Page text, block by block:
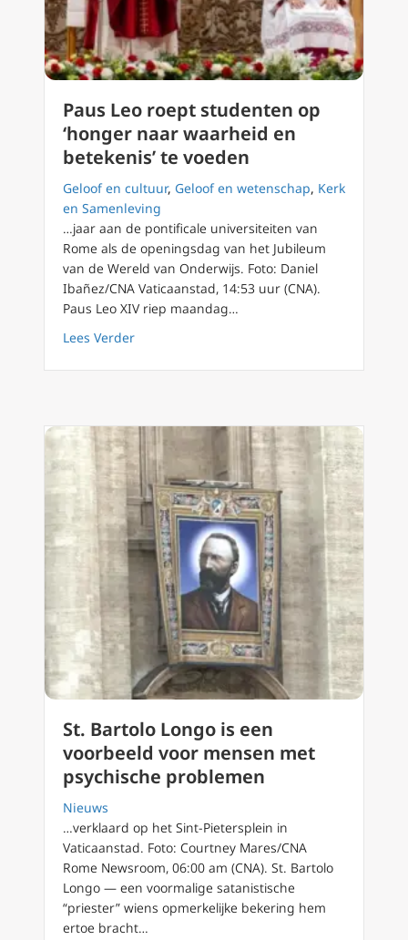
Paus Leo roept studenten op
‘honger naar waarheid en
betekenis’ te voeden
Geloof en cultuur, Geloof en wetenschap, Kerk
en Samenleving
…jaar aan de pontificale universiteiten van
Rome als de openingsdag van het Jubileum
van de Wereld van Onderwijs. Foto: Daniel
Ibañez/CNA Vaticaanstad, 14:53 uur (CNA).
Paus Leo XIV riep maandag…
Lees Verderabout Paus Leo roept studenten op ‘honger
St. Bartolo Longo is een
voorbeeld voor mensen met
psychische problemen
Nieuws
…verklaard op het Sint-Pietersplein in
Vaticaanstad. Foto: Courtney Mares/CNA
Rome Newsroom, 06:00 am (CNA). St. Bartolo
Longo — een voormalige satanistische
“priester” wiens opmerkelijke bekering hem
ertoe bracht…